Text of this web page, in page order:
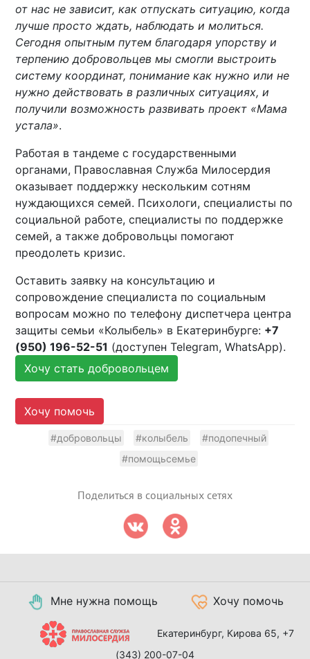
от нас не зависит, как отпускать ситуацию, когда
лучше просто ждать, наблюдать и молиться.
Сегодня опытным путем благодаря упорству и
терпению добровольцев мы смогли выстроить
систему координат, понимание как нужно или не
нужно действовать в различных ситуациях, и
получили возможность развивать проект «Мама
устала».
Работая в тандеме с государственными
органами, Православная Служба Милосердия
оказывает поддержку нескольким сотням
нуждающихся семей. Психологи, специалисты по
социальной работе, специалисты по поддержке
семей, а также добровольцы помогают
преодолеть кризис.
Оставить заявку на консультацию и
сопровождение специалиста по социальным
вопросам можно по телефону диспетчера центра
защиты семьи «Колыбель» в Екатеринбурге: +7
(950) 196-52-51 (доступен Telegram, WhatsApp).
Хочу стать добровольцем
Хочу помочь
#добровольцы #колыбель
#подопечный
#помощьсемье
Поделиться в социальных сетях
Мне нужна помощь Хочу помочь
Екатеринбург, Кирова 65, +7
(343) 200-07-04